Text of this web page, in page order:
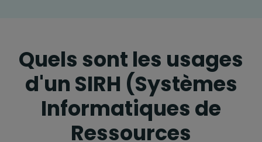
Quels sont les usages
d'un SIRH (Systèmes
Informatiques de
Ressources